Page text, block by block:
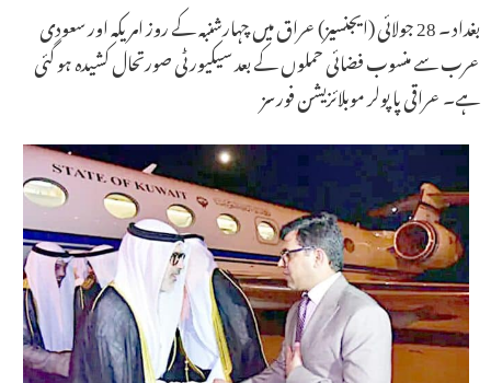
بغداد ۔ 28 جولائی (ایجنسیز) عراق میں چہارشنبہ کے روز امریکہ اور سعودی
عرب سے منسوب فضائی حملوں کے بعد سیکیورٹی صورتحال کشیدہ ہو گئی
ہے۔ عراقی پاپولر موبلائزیشن فورسز